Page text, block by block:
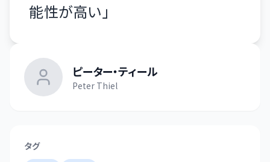
能性が高い 」
ピーター・ティール
Peter Thiel
タグ